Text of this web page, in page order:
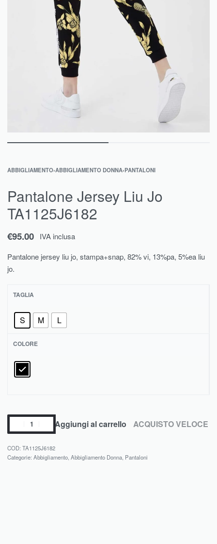
ABBIGLIAMENTO›ABBIGLIAMENTO DONNA›PANTALONI
Pantalone Jersey Liu Jo
TA1125J6182
€95.00
IVA inclusa
Pantalone jersey liu jo, stampa+snap, 82% vi, 13%pa, 5%ea liu
jo.
TAGLIA
S M L
COLORE
Aggiungi al carrello ACQUISTO VELOCE
TA1125J6182
Categorie: Abbigliamento Abbigliamento Donna Pantaloni